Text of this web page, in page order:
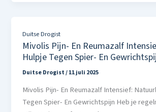
Duitse Drogist
Mivolis Pijn- En Reumazalf
Hulpje Tegen Spier- En
Duitse Drogist/11 juli 2025
Mivolis Pijn- En Reumazalf Intensief:
Tegen Spier- En Gewrichtspijn Heb je